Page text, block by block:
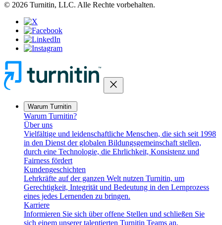
© 2026 Turnitin, LLC. Alle Rechte vorbehalten.
close
Warum Turnitin
Warum Turnitin?
Über uns
Vielfältige und leidenschaftliche Menschen, die sich seit 1998
in den Dienst der globalen Bildungsgemeinschaft stellen,
durch eine Technologie, die Ehrlichkeit, Konsistenz und
Fairness fördert
Kundengeschichten
Lehrkräfte auf der ganzen Welt nutzen Turnitin, um
Gerechtigkeit, Integrität und Bedeutung in den Lernprozess
eines jedes Lernenden zu bringen.
Karriere
Informieren Sie sich über offene Stellen und schließen Sie
sich einem unserer talentierten Turnitin Teams an.